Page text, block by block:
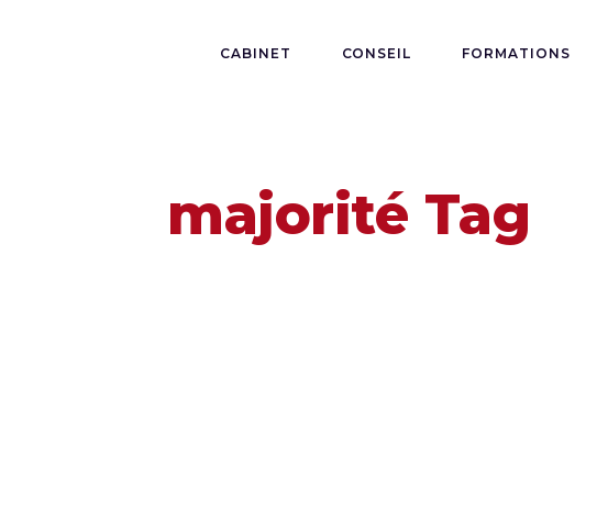
CABINET CONSEIL FORMATIONS
majorité Tag